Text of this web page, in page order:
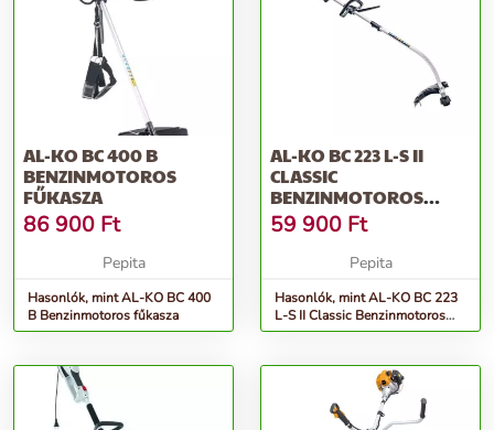
AL-KO BC 400 B
BENZINMOTOROS
FŰKASZA
86 900 Ft
Pepita
Hasonlók, mint AL-KO BC 400
B Benzinmotoros fűkasza
AL-KO BC 223 L-S II
CLASSIC
BENZINMOTOROS
FŰKASZA
59 900 Ft
Pepita
Hasonlók, mint AL-KO BC 223
L-S II Classic Benzinmotoros
fűkasza